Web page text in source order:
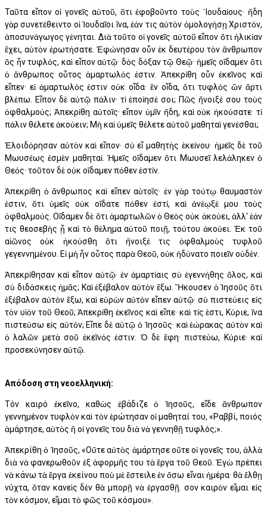
Ταῦτα εἶπον οἱ γονεῖς αὐτοῦ, ὅτι ἐφοβοῦντο τοὺς ᾿Ιουδαίους· ἤδη
γὰρ συνετέθειντο οἱ Ἰουδαῖοι ἵνα, ἐάν τις αὐτὸν ὁμολογήσῃ Χριστόν,
ἀποσυνάγωγος γένηται. Διὰ τοῦτο οἱ γονεῖς αὐτοῦ εἶπον ὅτι ἡλικίαν
ἔχει, αὐτὸν ἐρωτήσατε. Ἐφώνησαν οὖν ἐκ δευτέρου τὸν ἄνθρωπον
ὃς ἦν τυφλός, καὶ εἶπον αὐτῷ· δὸς δόξαν τῷ Θεῷ· ἡμεῖς οἴδαμεν ὅτι
ὁ ἄνθρωπος οὗτος ἁμαρτωλός ἐστιν. Ἀπεκρίθη οὖν ἐκεῖνος καὶ
εἶπεν· εἰ ἁμαρτωλός ἐστιν οὐκ οἶδα· ἓν οἶδα, ὅτι τυφλὸς ὢν ἄρτι
βλέπω. Εἶπον δὲ αὐτῷ πάλιν· τί ἐποίησέ σοι; Πῶς ἤνοιξέ σου τοὺς
ὀφθαλμούς; Ἀπεκρίθη αὐτοῖς· εἶπον ὑμῖν ἤδη, καὶ οὐκ ἠκούσατε· τί
πάλιν θέλετε ἀκούειν; Μὴ καὶ ὑμεῖς θέλετε αὐτοῦ μαθηταὶ γενέσθαι;
Ἐλοιδόρησαν αὐτὸν καὶ εἶπον· σὺ εἶ μαθητὴς ἐκείνου· ἡμεῖς δὲ τοῦ
Μωυσέως ἐσμὲν μαθηταί. Ἡμεῖς οἴδαμεν ὅτι Μωυσεῖ λελάληκεν ὁ
Θεός· τοῦτον δὲ οὐκ οἴδαμεν πόθεν ἐστίν.
Ἀπεκρίθη ὁ ἄνθρωπος καὶ εἶπεν αὐτοῖς· ἐν γὰρ τούτῳ θαυμαστόν
ἐστιν, ὅτι ὑμεῖς οὐκ οἴδατε πόθεν ἐστί, καὶ ἀνέῳξέ μου τοὺς
ὀφθαλμούς. Οἴδαμεν δὲ ὅτι ἁμαρτωλῶν ὁ Θεὸς οὐκ ἀκούει, ἀλλ' ἐάν
τις θεοσεβὴς ᾖ καὶ τὸ θέλημα αὐτοῦ ποιῇ, τούτου ἀκούει. Ἐκ τοῦ
αἰῶνος οὐκ ἠκούσθη ὅτι ἤνοιξέ τις ὀφθαλμοὺς τυφλοῦ
γεγεννημένου. Εἰ μὴ ἦν οὗτος παρὰ Θεοῦ, οὐκ ἠδύνατο ποιεῖν οὐδέν.
Ἀπεκρίθησαν καὶ εἶπον αὐτῷ· ἐν ἁμαρτίαις σὺ ἐγεννήθης ὅλος, καὶ
σὺ διδάσκεις ἡμᾶς; Καὶ ἐξέβαλον αὐτὸν ἔξω. Ἤκουσεν ὁ Ἰησοῦς ὅτι
ἐξέβαλον αὐτὸν ἔξω, καὶ εὑρὼν αὐτὸν εἶπεν αὐτῷ· σὺ πιστεύεις εἰς
τὸν υἱὸν τοῦ Θεοῦ; Ἀπεκρίθη ἐκεῖνος καὶ εἶπε· καὶ τίς ἐστι, Κύριε, ἵνα
πιστεύσω εἰς αὐτόν; Εἶπε δὲ αὐτῷ ὁ Ἰησοῦς· καὶ ἑώρακας αὐτὸν καὶ
ὁ λαλῶν μετὰ σοῦ ἐκεῖνός ἐστιν. Ὁ δὲ ἔφη· πιστεύω, Κύριε· καὶ
προσεκύνησεν αὐτῷ.
Απόδοση στη νεοελληνική:
Τόν καιρό ἐκεῖνο, καθὼς ἐβάδιζε ὁ Ἰησοῦς, εἶδε ἄνθρωπον
γεννημένον τυφλὸν καὶ τὸν ἐρώτησαν οἱ μαθηταί του, «Ραββί, ποιός
ἁμάρτησε, αὐτὸς ἢ οἱ γονεῖς του διὰ νὰ γεννηθῇ τυφλός;».
Ἀπεκρίθη ὁ Ἰησοῦς, «Οὔτε αὐτὸς ἁμάρτησε οὔτε οἱ γονεῖς του, ἀλλὰ
διὰ νὰ φανερωθοῦν ἐξ ἀφορμῆς του τὰ ἔργα τοῦ Θεοῦ. Ἐγὼ πρέπει
νὰ κάνω τὰ ἔργα ἐκείνου ποὺ μὲ ἔστειλε ἐν ὅσω εἶναι ἡμέρα· θὰ ἔλθῃ
νύχτα, ὅταν κανεὶς δὲν θὰ μπορῇ νὰ ἐργασθῇ. Ὅσον καιρὸν εἶμαι εἰς
τὸν κόσμον, εἶμαι τὸ φῶς τοῦ κόσμου».